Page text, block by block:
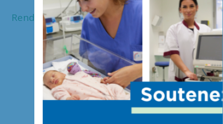
Rendez vous en ligne